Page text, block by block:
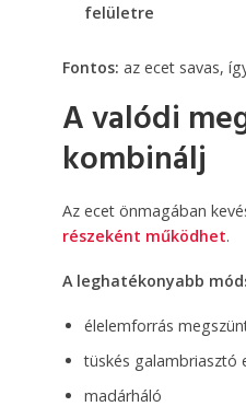
felületre
Fontos: az ecet savas,
A valódi
kombinálj
Az ecet önmagában
részeként működhet.
A leghatékonyabb
élelemforrás
tüskés galambriasztó
madárháló